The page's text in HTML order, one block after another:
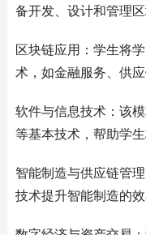
备开发、设计和管理区
区块链应用：学生将
术，如金融服务、供
软件与信息技术：该
等基本技术，帮助学
智能制造与供应链管
技术提升智能制造的